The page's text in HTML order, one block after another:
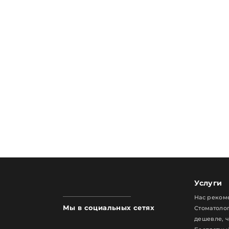
Мы в социальных сетях
Услуги
Нас
дешевле,